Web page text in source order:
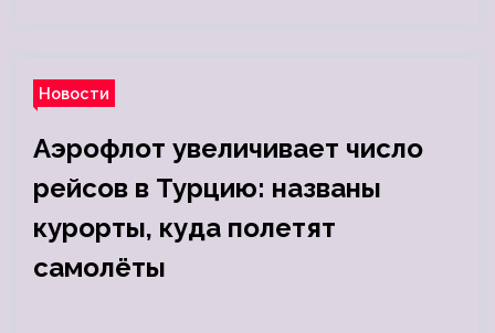
Новости
Аэрофлот увеличивает число
рейсов в Турцию: названы
курорты, куда полетят
самолёты